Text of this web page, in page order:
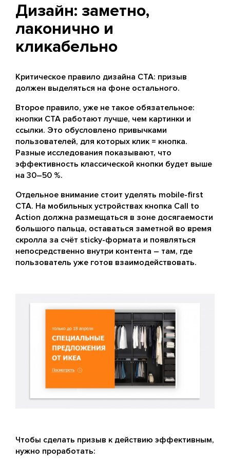
Дизайн: заметно,
лаконично и
кликабельно
Критическое правило дизайна CTA: призыв
должен выделяться на фоне остального.
Второе правило, уже не такое обязательное:
кнопки CTA работают лучше, чем картинки и
ссылки. Это обусловлено привычками
пользователей, для которых клик = кнопка.
Разные исследования показывают, что
эффективность классической кнопки будет выше
на 30–50 %.
Отдельное внимание стоит уделять mobile-first
CTA. На мобильных устройствах кнопка Call to
Action должна размещаться в зоне досягаемости
большого пальца, оставаться заметной во время
скролла за счёт sticky-формата и появляться
непосредственно внутри контента – там, где
пользователь уже готов взаимодействовать.
Чтобы сделать призыв к действию эффективным,
нужно проработать: